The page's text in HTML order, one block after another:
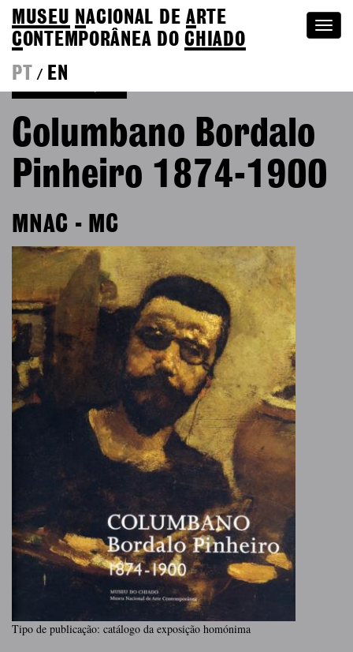
MUSEU NACIONAL DEA RTE
CONTEMPORÂNEA DOCHIADO
PT
/ EN
Columbano Bordalo
Pinheiro 1874-1900
MNAC - MC
Tipo de publicação: catálogo da exposição homónima